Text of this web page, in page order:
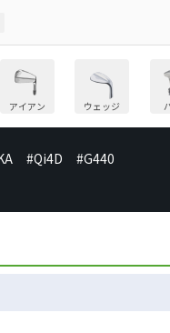
アイアン ウェッジ
#Qi4D #G440